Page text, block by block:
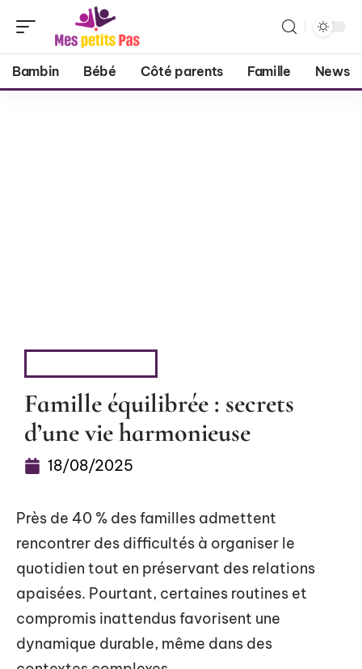
Bambin Bébé Côté parents Famille News
Famille équilibrée : secrets
d’une vie harmonieuse
18/08/2025
Près de 40 % des familles admettent
rencontrer des difficultés à organiser le
quotidien tout en préservant des relations
apaisées. Pourtant, certaines routines et
compromis inattendus favorisent une
dynamique durable, même dans des